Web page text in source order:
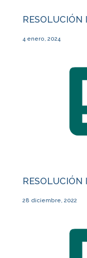
RESOLUCIÓN
4 enero, 2024
RESOLUCIÓN
28 diciembre, 2022